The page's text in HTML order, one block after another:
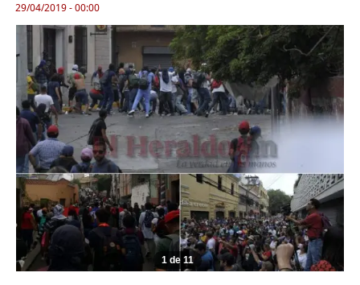
29/04/2019 - 00:00
1 de 11